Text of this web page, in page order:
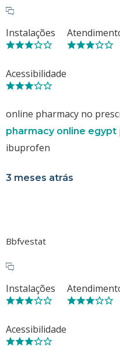
Instalações
Acessibilidade
online pharmacy no
pharmacy online egypt
ibuprofen
3 meses atrás
Bbfvestat
Instalações
Acessibilidade